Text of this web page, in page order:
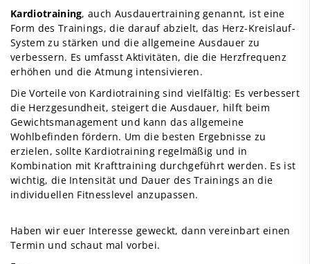
Kardiotraining, auch Ausdauertraining genannt, ist eine
Form des Trainings, die darauf abzielt, das Herz-Kreislauf-
System zu stärken und die allgemeine Ausdauer zu
verbessern. Es umfasst Aktivitäten, die die Herzfrequenz
erhöhen und die Atmung intensivieren.
Die Vorteile von Kardiotraining sind vielfältig: Es verbessert
die Herzgesundheit, steigert die Ausdauer, hilft beim
Gewichtsmanagement und kann das allgemeine
Wohlbefinden fördern. Um die besten Ergebnisse zu
erzielen, sollte Kardiotraining regelmäßig und in
Kombination mit Krafttraining durchgeführt werden. Es ist
wichtig, die Intensität und Dauer des Trainings an die
individuellen Fitnesslevel anzupassen.
Haben wir euer Interesse geweckt, dann vereinbart einen
Termin und schaut mal vorbei.